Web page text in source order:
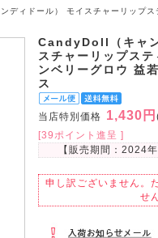
ディドール） モイスチャーリップス
CandyDoll（キャ
スチャーリップス
ンベリーグロウ 益
ス
当店特別価格 1,430円
[39ポイント進呈 ]
【販売期間： 2024
申し訳ございません。
せ